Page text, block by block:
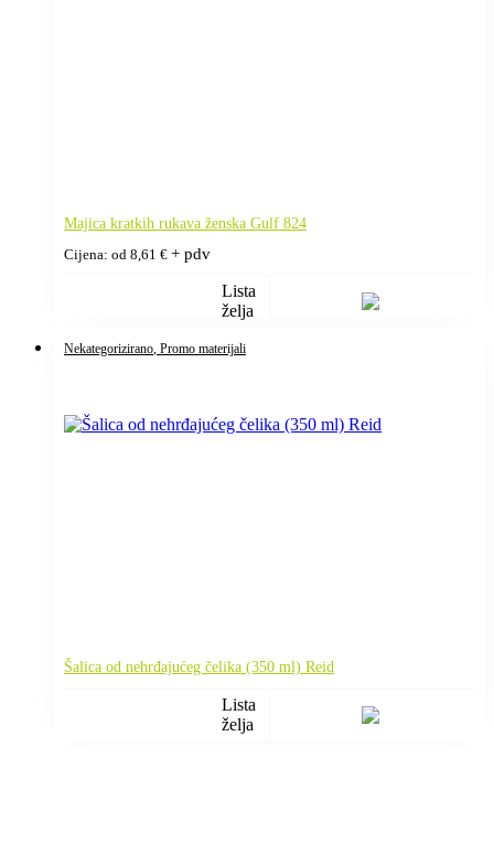
Majica kratkih rukava ženska Gulf 824
Cijena: od 8,61 € + pdv
Lista
želja
Nekategorizirano , Promo materijali
Šalica od nehrđajućeg čelika (350 ml) Reid
Lista
želja